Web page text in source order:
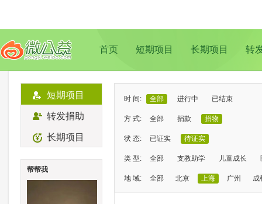
首页 短期项目 长期项目 转
短期项目
转发捐助
长期项目
帮帮我
时 间: 全部 进行中 已结束
方 式: 全部 捐款 捐物
状 态: 已证实 待证实
类 型: 全部 支教助学 儿童成长
地 域: 全部 北京 上海 广州 成